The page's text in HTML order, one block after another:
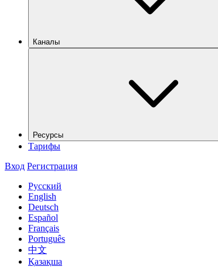
Каналы
Ресурсы
Тарифы
Вход Регистрация
Русский
English
Deutsch
Español
Français
Português
中文
Қазақша